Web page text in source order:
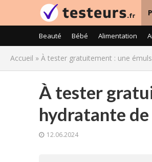
Beauté Bébé Alimentation
Accueil » À tester gratuitement : une
À tester
hydratante
12.06.2024